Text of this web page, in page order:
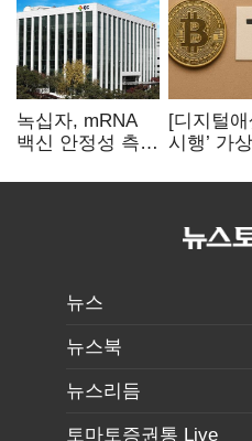
녹십자, mRNA
백신 안정성 측정
[디지털애
시행’ 가
문턱 넘
뉴스
뉴스북
뉴스리듬
토마토증권통 Live